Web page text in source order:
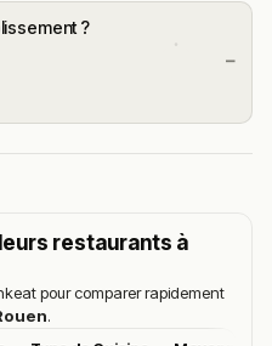
?
—
restaurants à
pour comparer rapidement
.